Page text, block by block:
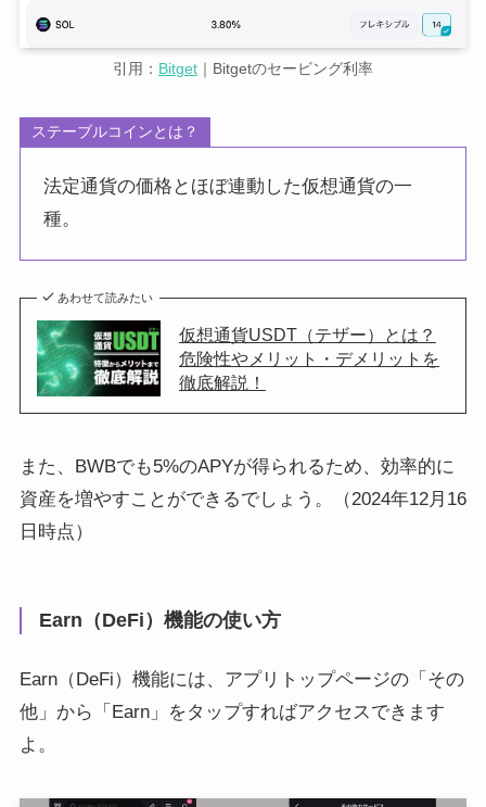
引用： Bitget ｜Bitgetのセービング利率
ステーブルコインとは？
法定通貨の価格とほぼ連動した仮想通貨の一
種。
あわせて読みたい
仮想通貨USDT（テザー）とは？
危険性やメリット・デメリットを
徹底解説！
また、BWBでも5%のAPYが得られるため、効率的に
資産を増やすことができるでしょう。（2024年12月16
日時点）
Earn（DeFi）機能の使い方
Earn（DeFi）機能には、アプリトップページの「その
他」から「Earn」をタップすればアクセスできます
よ。